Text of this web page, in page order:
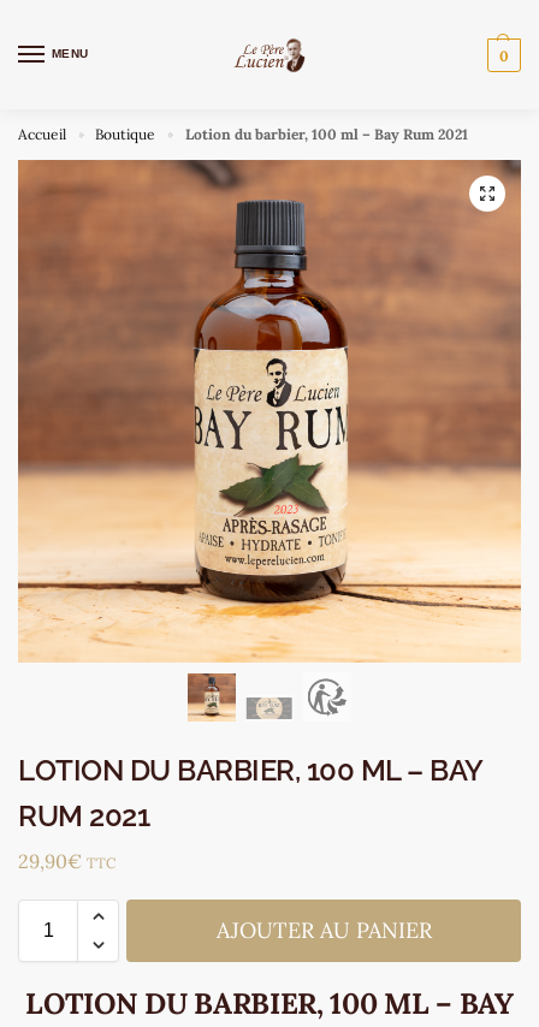
MENU 0
Accueil » Boutique » Lotion du barbier, 100 ml – Bay Rum 2021
LOTION DU BARBIER, 100 ML – BAY
RUM 2021
29,90€ TTC
AJOUTER AU PANIER
LOTION DU BARBIER, 100 ML – BAY